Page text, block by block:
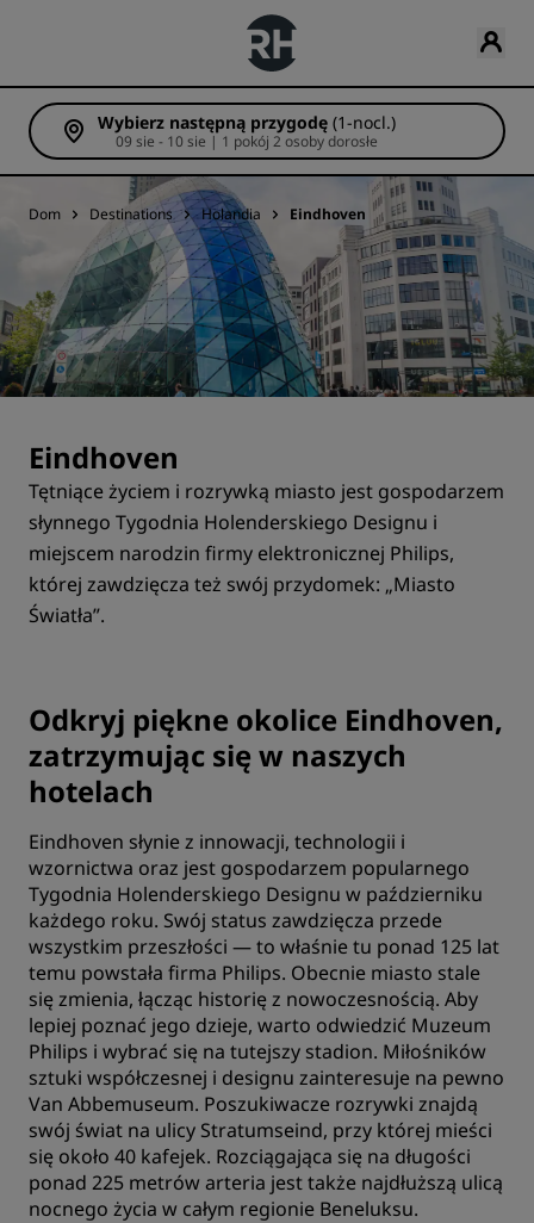
Wybierz następną przygodę (1-nocl.)
09 sie - 10 sie | 1 pokój 2 osoby dorosłe
Dom Destinations Holandia Eindhoven
Eindhoven
Tętniące życiem i rozrywką miasto jest gospodarzem
słynnego Tygodnia Holenderskiego Designu i
miejscem narodzin firmy elektronicznej Philips,
której zawdzięcza też swój przydomek: „Miasto
Światła”.
Odkryj piękne okolice Eindhoven,
zatrzymując się w naszych
hotelach
Eindhoven słynie z innowacji, technologii i
wzornictwa oraz jest gospodarzem popularnego
Tygodnia Holenderskiego Designu w październiku
każdego roku. Swój status zawdzięcza przede
wszystkim przeszłości — to właśnie tu ponad 125 lat
temu powstała firma Philips. Obecnie miasto stale
się zmienia, łącząc historię z nowoczesnością. Aby
lepiej poznać jego dzieje, warto odwiedzić Muzeum
Philips i wybrać się na tutejszy stadion. Miłośników
sztuki współczesnej i designu zainteresuje na pewno
Van Abbemuseum. Poszukiwacze rozrywki znajdą
swój świat na ulicy Stratumseind, przy której mieści
się około 40 kafejek. Rozciągająca się na długości
ponad 225 metrów arteria jest także najdłuższą ulicą
nocnego życia w całym regionie Beneluksu.